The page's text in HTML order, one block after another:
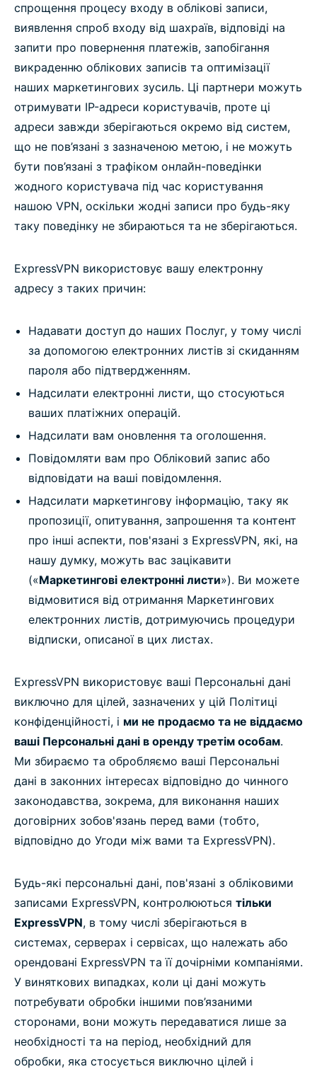
спрощення процесу входу в облікові записи,
виявлення спроб входу від шахраїв, відповіді на
запити про повернення платежів, запобігання
викраденню облікових записів та оптимізації
наших маркетингових зусиль. Ці партнери можуть
отримувати IP-адреси користувачів, проте ці
адреси завжди зберігаються окремо від систем,
що не пов’язані з зазначеною метою, і не можуть
бути пов’язані з трафіком онлайн-поведінки
жодного користувача під час користування
нашою VPN, оскільки жодні записи про будь-яку
таку поведінку не збираються та не зберігаються.
ExpressVPN використовує вашу електронну
адресу з таких причин:
Надавати доступ до наших Послуг, у тому числі
за допомогою електронних листів зі скиданням
пароля або підтвердженням.
Надсилати електронні листи, що стосуються
ваших платіжних операцій.
Надсилати вам оновлення та оголошення.
Повідомляти вам про Обліковий запис або
відповідати на ваші повідомлення.
Надсилати маркетингову інформацію, таку як
пропозиції, опитування, запрошення та контент
про інші аспекти, пов'язані з ExpressVPN, які, на
нашу думку, можуть вас зацікавити
(«Маркетингові електронні листи»). Ви можете
відмовитися від отримання Маркетингових
електронних листів, дотримуючись процедури
відписки, описаної в цих листах.
ExpressVPN використовує ваші Персональні дані
виключно для цілей, зазначених у цій Політиці
конфіденційності, і ми не продаємо та не віддаємо
ваші Персональні дані в оренду третім особам.
Ми збираємо та обробляємо ваші Персональні
дані в законних інтересах відповідно до чинного
законодавства, зокрема, для виконання наших
договірних зобов'язань перед вами (тобто,
відповідно до Угоди між вами та ExpressVPN).
Будь-які персональні дані, пов'язані з обліковими
записами ExpressVPN, контролюються тільки
ExpressVPN, в тому числі зберігаються в
системах, серверах і сервісах, що належать або
орендовані ExpressVPN та її дочірніми компаніями.
У виняткових випадках, коли ці дані можуть
потребувати обробки іншими пов’язаними
сторонами, вони можуть передаватися лише за
необхідності та на період, необхідний для
обробки, яка стосується виключно цілей і